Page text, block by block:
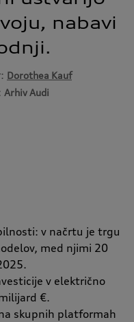
nabavi
Dorothea Kauf
Arhiv Audi
v načrtu je trgu
med njimi 20
v električno
€.
skupnih platformah